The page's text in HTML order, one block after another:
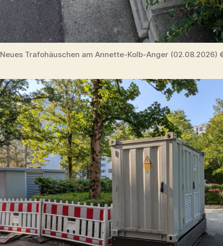
Neues Trafohäuschen am Annette-Kolb-Anger (02.08.2026)